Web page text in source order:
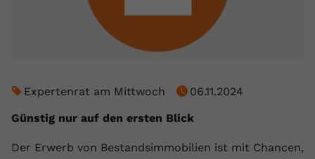
Expertenrat am Mittwoch
06.11.2024
Günstig nur auf den ersten Blick
Der Erwerb von Bestandsimmobilien ist mit Chancen,